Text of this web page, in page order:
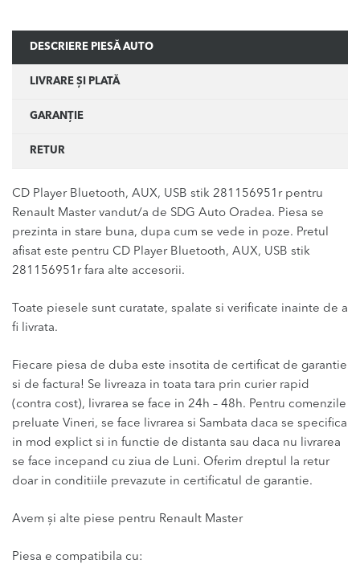
DESCRIERE PIESĂ AUTO
LIVRARE ȘI PLATĂ
GARANȚIE
RETUR
CD Player Bluetooth, AUX, USB stik 281156951r pentru
Renault Master vandut/a de SDG Auto Oradea. Piesa se
prezinta in stare buna, dupa cum se vede in poze. Pretul
afisat este pentru CD Player Bluetooth, AUX, USB stik
281156951r fara alte accesorii.
Toate piesele sunt curatate, spalate si verificate inainte de a
fi livrata.
Fiecare piesa de duba este insotita de certificat de garantie
si de factura! Se livreaza in toata tara prin curier rapid
(contra cost), livrarea se face in 24h – 48h. Pentru comenzile
preluate Vineri, se face livrarea si Sambata daca se specifica
in mod explict si in functie de distanta sau daca nu livrarea
se face incepand cu ziua de Luni. Oferim dreptul la retur
doar in conditiile prevazute in certificatul de garantie.
Avem și alte piese pentru Renault Master
Piesa e compatibila cu: